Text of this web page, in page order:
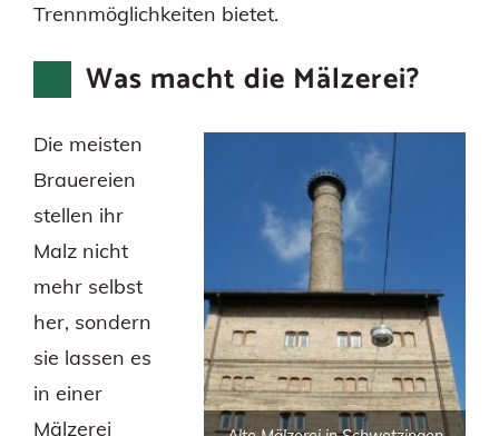
Trennmöglichkeiten bietet.
Was macht die Mälzerei?
Die meisten
Brauereien
stellen ihr
Malz nicht
mehr selbst
her, sondern
sie lassen es
in einer
Mälzerei